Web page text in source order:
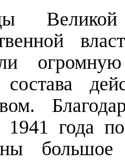
Великой
состава
года
большое